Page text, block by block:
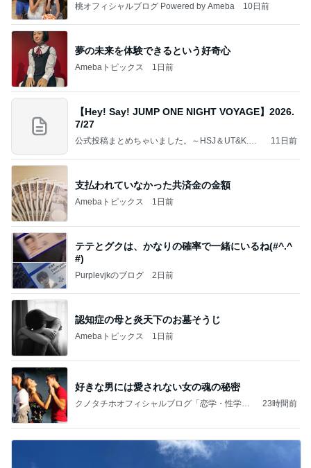
桃オフィシャルブログ Powered by Ameba 10日前
夢の未来を体験できるという好奇心
Amebaトピックス 1日前
【Hey! Say! JUMP ONE NIGHT VOYAGE】2026.
7/27
公式投稿まとめちゃいました。～HSJ＆UT&K.O.
11日前
支払われていなかった共済金の金額
Amebaトピックス 1日前
テテとグクは、かなりの確率で一緒にいるね(#^.^
#)
Purplevjkのブログ 2日前
認知症の母と炎天下のお墓そうじ
Amebaトピックス 1日前
好きな男には愛されない女の魂の秘密
クノタチホオフィシャルブログ「恋学・性学研
23時間前